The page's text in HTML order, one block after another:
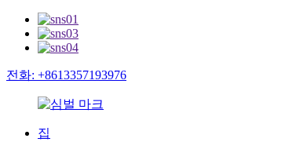
전화: +8613357193976
집